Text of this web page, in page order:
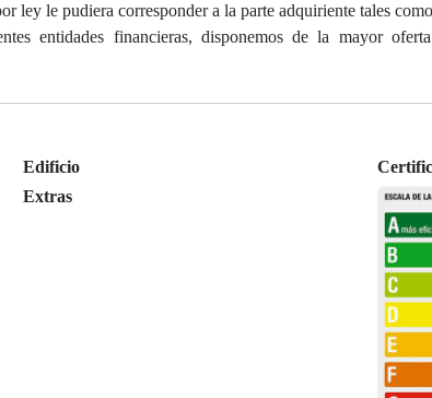
ley le pudiera corresponder a la parte adquiriente tales
entidades financieras, disponemos de la mayor
Edificio
Extras